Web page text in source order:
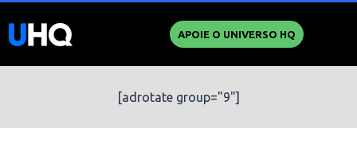
APOIE O UNIVERSO HQ
[adrotate group="9"]